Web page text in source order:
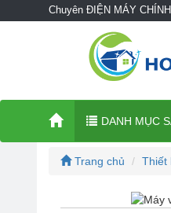
Chuyên ĐIỆN MÁY
DANH MỤC
Trang chủ Thiết